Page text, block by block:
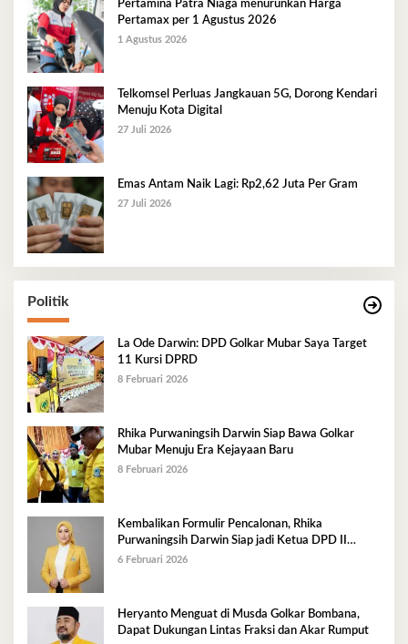
Pertamina Patra Niaga menurunkan Harga
Pertamax per 1 Agustus 2026
1 Agustus 2026
Telkomsel Perluas Jangkauan 5G, Dorong Kendari
Menuju Kota Digital
27 Juli 2026
Emas Antam Naik Lagi: Rp2,62 Juta Per Gram
27 Juli 2026
Politik
La Ode Darwin: DPD Golkar Mubar Saya Target
11 Kursi DPRD
8 Februari 2026
Rhika Purwaningsih Darwin Siap Bawa Golkar
Mubar Menuju Era Kejayaan Baru
8 Februari 2026
Kembalikan Formulir Pencalonan, Rhika
Purwaningsih Darwin Siap jadi Ketua DPD II
Golkar Mubar
6 Februari 2026
Heryanto Menguat di Musda Golkar Bombana,
Dapat Dukungan Lintas Fraksi dan Akar Rumput